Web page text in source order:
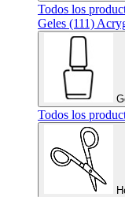
Todos los
Geles (111)
Todos los